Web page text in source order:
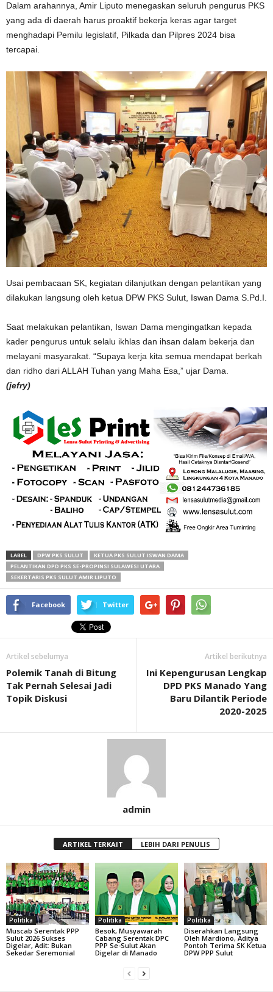
Dalam arahannya, Amir Liputo menegaskan seluruh pengurus PKS
yang ada di daerah harus proaktif bekerja keras agar target
menghadapi Pemilu legislatif, Pilkada dan Pilpres 2024 bisa
tercapai.
Usai pembacaan SK, kegiatan dilanjutkan dengan pelantikan yang
dilakukan langsung oleh ketua DPW PKS Sulut, Iswan Dama S.Pd.I.
Saat melakukan pelantikan, Iswan Dama mengingatkan kepada
kader pengurus untuk selalu ikhlas dan ihsan dalam bekerja dan
melayani masyarakat. “Supaya kerja kita semua mendapat berkah
dan ridho dari ALLAH Tuhan yang Maha Esa,” ujar Dama.
(jefry)
LABEL DPW PKS SULUT
KETUA PKS SULUT ISWAN DAMA
PELANTIKAN DPD PKS SE-PROPINSI SULAWESI UTARA
SEKERTARIS PKS SULUT AMIR LIPUTO
Facebook Twitter
Artikel sebelumya
Polemik Tanah di Bitung
Tak Pernah Selesai Jadi
Topik Diskusi
Artikel berikutnya
Ini Kepengurusan Lengkap
DPD PKS Manado Yang
Baru Dilantik Periode
2020-2025
admin
ARTIKEL TERKAIT LEBIH DARI PENULIS
Politika
Muscab Serentak PPP
Sulut 2026 Sukses
Digelar, Adit: Bukan
Sekedar Seremonial
Politika
Besok, Musyawarah
Cabang Serentak DPC
PPP Se-Sulut Akan
Digelar di Manado
Politika
Diserahkan Langsung
Oleh Mardiono, Aditya
Pontoh Terima SK Ketua
DPW PPP Sulut